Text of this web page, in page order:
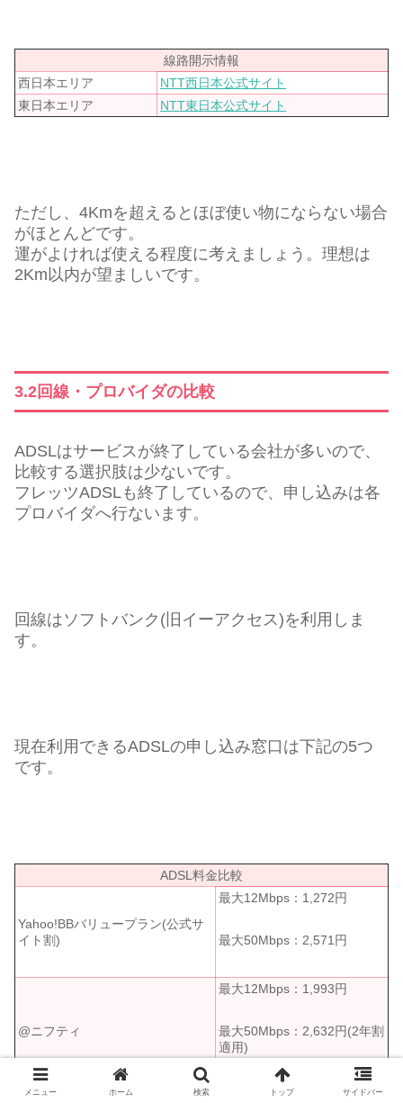
線路開示情報
西日本エリア
NTT西日本公式サイト
東日本エリア
NTT東日本公式サイト
ただし、4Kmを超えるとほぼ使い物にならない場合
がほとんどです。
運がよければ使える程度に考えましょう。理想は
2Km以内が望ましいです。
3.2回線・プロバイダの比較
ADSLはサービスが終了している会社が多いので、
比較する選択肢は少ないです。
フレッツADSLも終了しているので、申し込みは各
プロバイダへ行ないます。
回線はソフトバンク(旧イーアクセス)を利用しま
す。
現在利用できるADSLの申し込み窓口は下記の5つ
です。
ADSL料金比較
Yahoo!BBバリュープラン(公式サ
イト割)
最大12Mbps：1,272円
最大50Mbps：2,571円
@ニフティ
最大12Mbps：1,993円
最大50Mbps：2,632円(2年割
適用)
最大12Mbps：3,535円
メニュー ホーム 検索 トップ サイドバー